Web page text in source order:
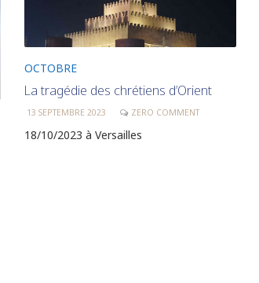
OCTOBRE
La tragédie des chrétiens d’Orient
13 SEPTEMBRE 2023 ZERO COMMENT
18/10/2023 à Versailles